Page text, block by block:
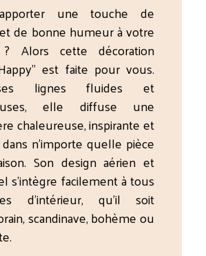
une touche de
de bonne humeur à votre
Alors cette décoration
est faite pour vous.
lignes fluides et
elle diffuse une
chaleureuse, inspirante et
n’importe quelle pièce
Son design aérien et
s’intègre facilement à tous
d’intérieur, qu’il soit
scandinave, bohème ou